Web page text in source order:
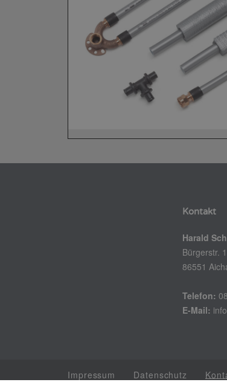
Kontakt
Harald
Bürgerstr.
86551
Telefon:
E-Mail:
Impressum Datenschutz